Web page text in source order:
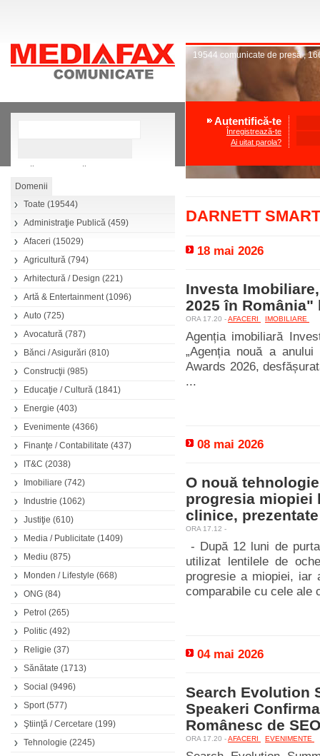
Căutare avansată
Toate (19544)
Administraţie Publică (459)
Afaceri (15029)
Agricultură (794)
Arhitectură / Design (221)
Artă & Entertainment(1096)
Auto (725)
Avocatură (787)
Bănci / Asigurări (810)
Construcţii (985)
Educaţie / Cultură (1841)
Energie (403)
Evenimente (4366)
Finanţe / Contabilitate (437)
IT&C (2038)
Imobiliare (742)
Industrie (1062)
Justiţie (610)
Media / Publicitate (1409)
Mediu (875)
Monden / Lifestyle (668)
ONG (84)
Petrol (265)
Politic (492)
Religie (37)
Sănătate (1713)
Social (9496)
Sport(577)
Ştiinţă / Cercetare (199)
Tehnologie (2245)
19544 comunicate de presă,
Autentifică-te
Înregistrează-te
Ai uitat parola?
DARNETT
18 mai 2026
Investa
2025 în
ORA 17.20 -AFACERI IMOBILIARE
Agenția imobiliară
„Agenția nouă a
Awards 2026,
...
08 mai 2026
O nouă
progresia miopiei
clinice, prezentate
ORA 17.12 -
- După 12 luni de
utilizat lentilele de
progresie a miopiei, iar
comparabile cu cele ale
04 mai 2026
Search Evolution
Speakeri
Românesc de SEO
ORA 17.20 -AFACERI EVENIMENTE